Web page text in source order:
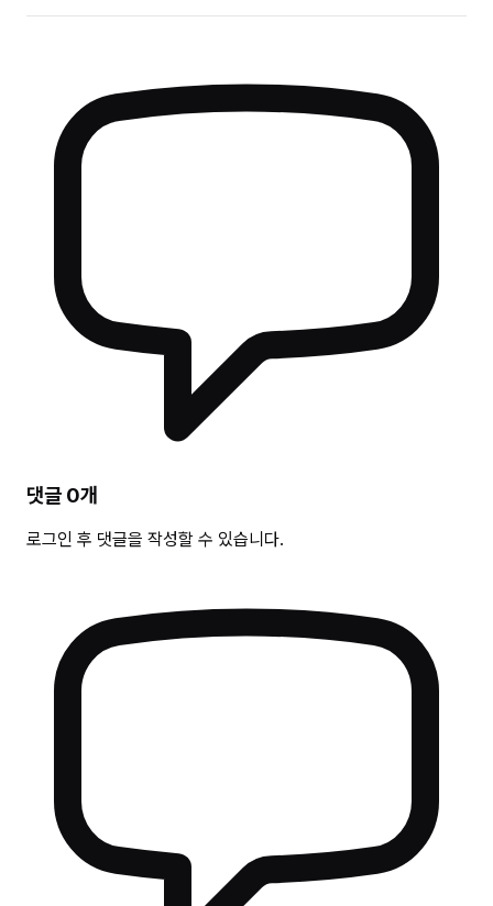
댓글 0개
로그인 후 댓글을 작성할 수 있습니다.